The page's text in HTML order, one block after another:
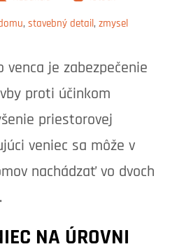
, stavebný detail, zmysel
venca je zabezpečenie
proti účinkom
priestorovej
veniec sa môže v
nachádzať vo dvoch
NA ÚROVNI